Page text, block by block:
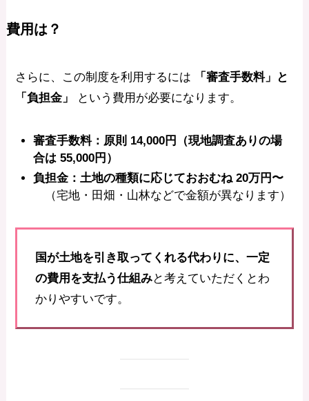
費用は？
さらに、この制度を利用するには
「審査手数料」と
「負担金」
という費用が必要になります。
審査手数料：原則 14,000円（現地調査ありの場
合は 55,000円）
負担金：土地の種類に応じておおむね 20万円〜
（宅地・田畑・山林などで金額が異なります）
国が土地を引き取ってくれる代わりに、一定
の費用を支払う仕組みと考えていただくとわ
かりやすいです。